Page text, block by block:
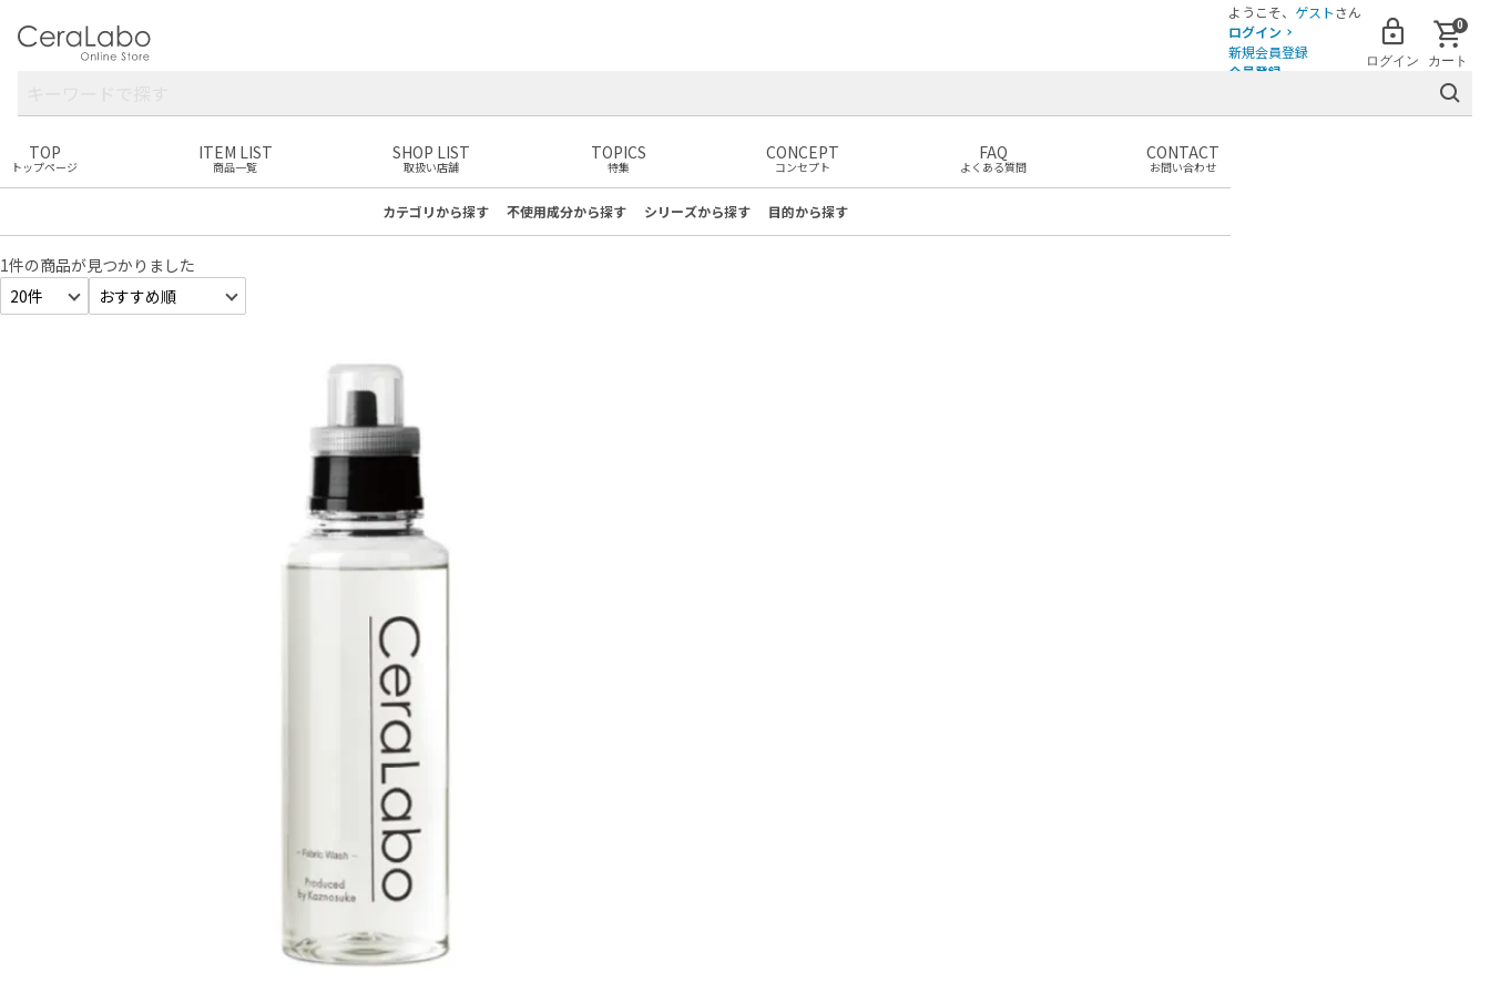
ようこそ、 ゲストさん
ログイン
新規会員登録
会員登録
ログイン カート
0
まだカートに商品がありません。
TOP
トップページ
ITEM LIST
商品一覧
SHOP LIST
取扱い店舗
TOPICS
特集
CONCEPT
コンセプト
FAQ
よくある質問
CONTACT
お問い合わせ
カテゴリから探す 不使用成分から探す シリーズから探す 目的から探す
1件の商品が見つかりました